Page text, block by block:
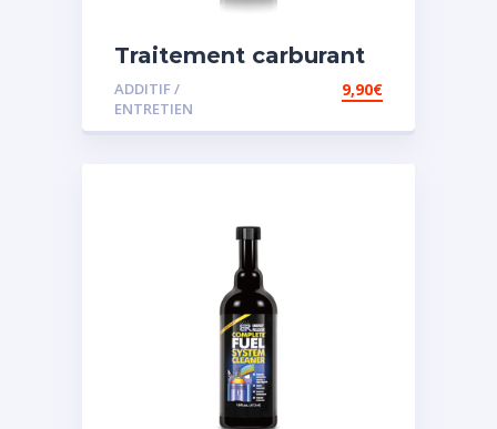
Traitement carburant
spécial diesel
ADDITIF /
ENTRETIEN
9,90€